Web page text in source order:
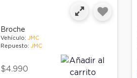
Broche
Vehículo: JMC
Repuesto: JMC
$4.990